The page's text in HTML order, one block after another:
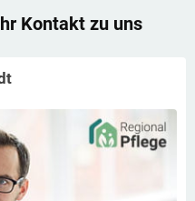
Kontakt zu uns